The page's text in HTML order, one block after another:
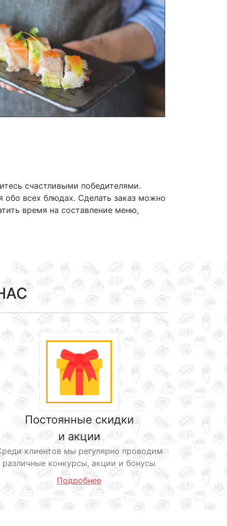
счастливыми победителями.
всех блюдах. Сделать заказ можно
время на составление меню,
Постоянные скидки
и акции
клиентов мы регулярно проводим
различные конкурсы, акции и бонусы
Подробнее